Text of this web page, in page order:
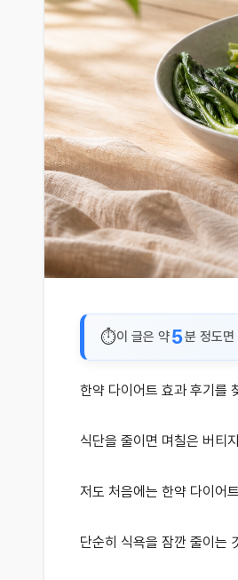
이 글은 약5분 정도면
한약 다이어트 효과 후기를
식단을 줄이면 며칠은 버티
저도 처음에는 한약 다이어
단순히 식욕을 잠깐 줄이는